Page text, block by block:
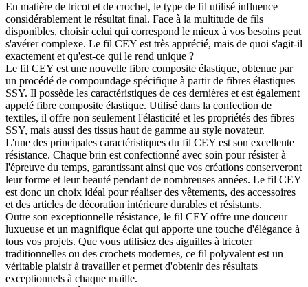
En matière de tricot et de crochet, le type de fil utilisé influence
considérablement le résultat final. Face à la multitude de fils
disponibles, choisir celui qui correspond le mieux à vos besoins peut
s'avérer complexe. Le fil CEY est très apprécié, mais de quoi s'agit-il
exactement et qu'est-ce qui le rend unique ?
Le fil CEY est une nouvelle fibre composite élastique, obtenue par
un procédé de compoundage spécifique à partir de fibres élastiques
SSY. Il possède les caractéristiques de ces dernières et est également
appelé fibre composite élastique. Utilisé dans la confection de
textiles, il offre non seulement l'élasticité et les propriétés des fibres
SSY, mais aussi des tissus haut de gamme au style novateur.
L'une des principales caractéristiques du fil CEY est son excellente
résistance. Chaque brin est confectionné avec soin pour résister à
l'épreuve du temps, garantissant ainsi que vos créations conserveront
leur forme et leur beauté pendant de nombreuses années. Le fil CEY
est donc un choix idéal pour réaliser des vêtements, des accessoires
et des articles de décoration intérieure durables et résistants.
Outre son exceptionnelle résistance, le fil CEY offre une douceur
luxueuse et un magnifique éclat qui apporte une touche d'élégance à
tous vos projets. Que vous utilisiez des aiguilles à tricoter
traditionnelles ou des crochets modernes, ce fil polyvalent est un
véritable plaisir à travailler et permet d'obtenir des résultats
exceptionnels à chaque maille.